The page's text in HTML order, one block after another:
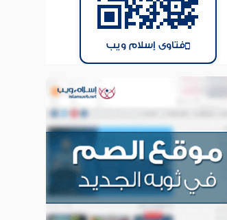
فتاوى إسلام ويب